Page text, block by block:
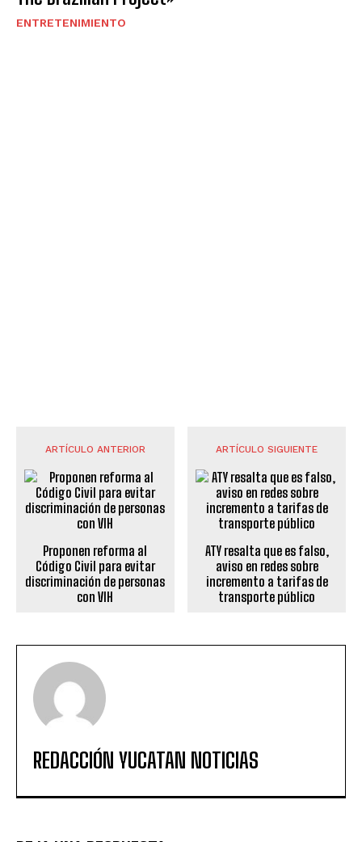
ENTRETENIMIENTO
ARTÍCULO ANTERIOR
Proponen reforma al
Código Civil para evitar
discriminación de personas
con VIH
ARTÍCULO SIGUIENTE
ATY resalta que es falso,
aviso en redes sobre
incremento a tarifas de
transporte público
REDACCIÓN YUCATAN NOTICIAS